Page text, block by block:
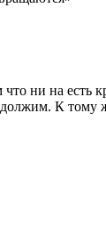
ни на есть
К тому